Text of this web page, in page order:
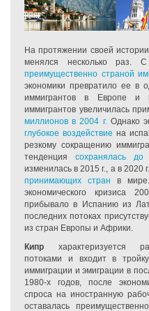
На протяжении своей
менялся несколько раз.
преимущественно страной
экономики превратило ее в
иммигрантов в Европе и
иммигрантов увеличилась
миллионов в 2004 г.Однако
глубокое воздействие на
резкому сокращению
тенденциясохранялась
изменилась в 2015 г., а в 2020
принимающих стран в
экономического кризиса
прибывало в Испанию из
последних потоках
из стран Европы и Африки.
Кипр характеризуется
потоками и входит в
иммиграции и эмиграции в
1980-х годов, после
спроса на иностранную
оставалась